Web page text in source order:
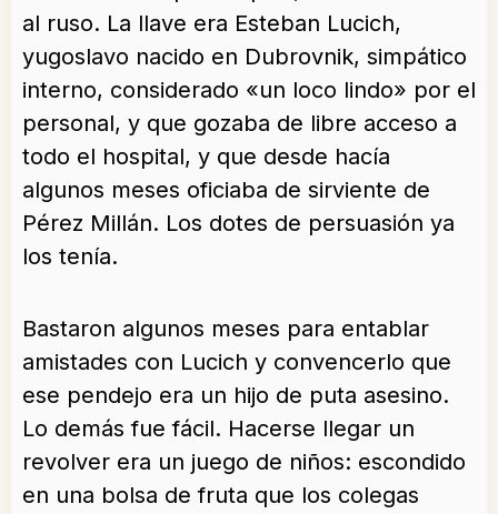
al ruso. La llave era Esteban Lucich,
yugoslavo nacido en Dubrovnik, simpático
interno, considerado «un loco lindo» por el
personal, y que gozaba de libre acceso a
todo el hospital, y que desde hacía
algunos meses oficiaba de sirviente de
Pérez Millán. Los dotes de persuasión ya
los tenía.
Bastaron algunos meses para entablar
amistades con Lucich y convencerlo que
ese pendejo era un hijo de puta asesino.
Lo demás fue fácil. Hacerse llegar un
revolver era un juego de niños: escondido
en una bolsa de fruta que los colegas